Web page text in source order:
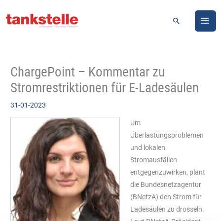
Inhalt
Suchen
ChargePoint – Kommentar zu
Stromrestriktionen für E-Ladesäulen
31-01-2023
Um
Überlastungsproblemen
und lokalen
Stromausfällen
entgegenzuwirken, plant
die Bundesnetzagentur
(BNetzA) den Strom für
Ladesäulen zu drosseln.